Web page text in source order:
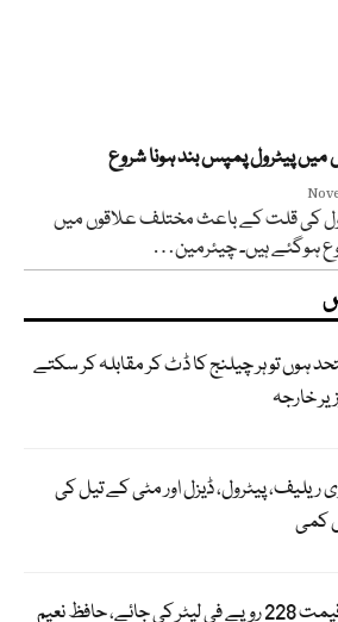
پیٹرول پمپس بند ہونا شروع
کی قلت کے باعث مختلف علاقوں میں
ہوگئے ہیں۔ چیئرمین…
ہوں تو ہر چیلنج کا ڈٹ کر مقابلہ کر سکتے
خارجہ
ریلیف، پیٹرول، ڈیزل اور مٹی کے تیل کی
کمی
پیٹرول کی قیمت 228 روپے فی لیٹر کی جائے، حافظ نعیم